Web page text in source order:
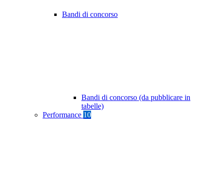
Bandi di concorso
Bandi di concorso (da pubblicare in
tabelle)
Performance 10